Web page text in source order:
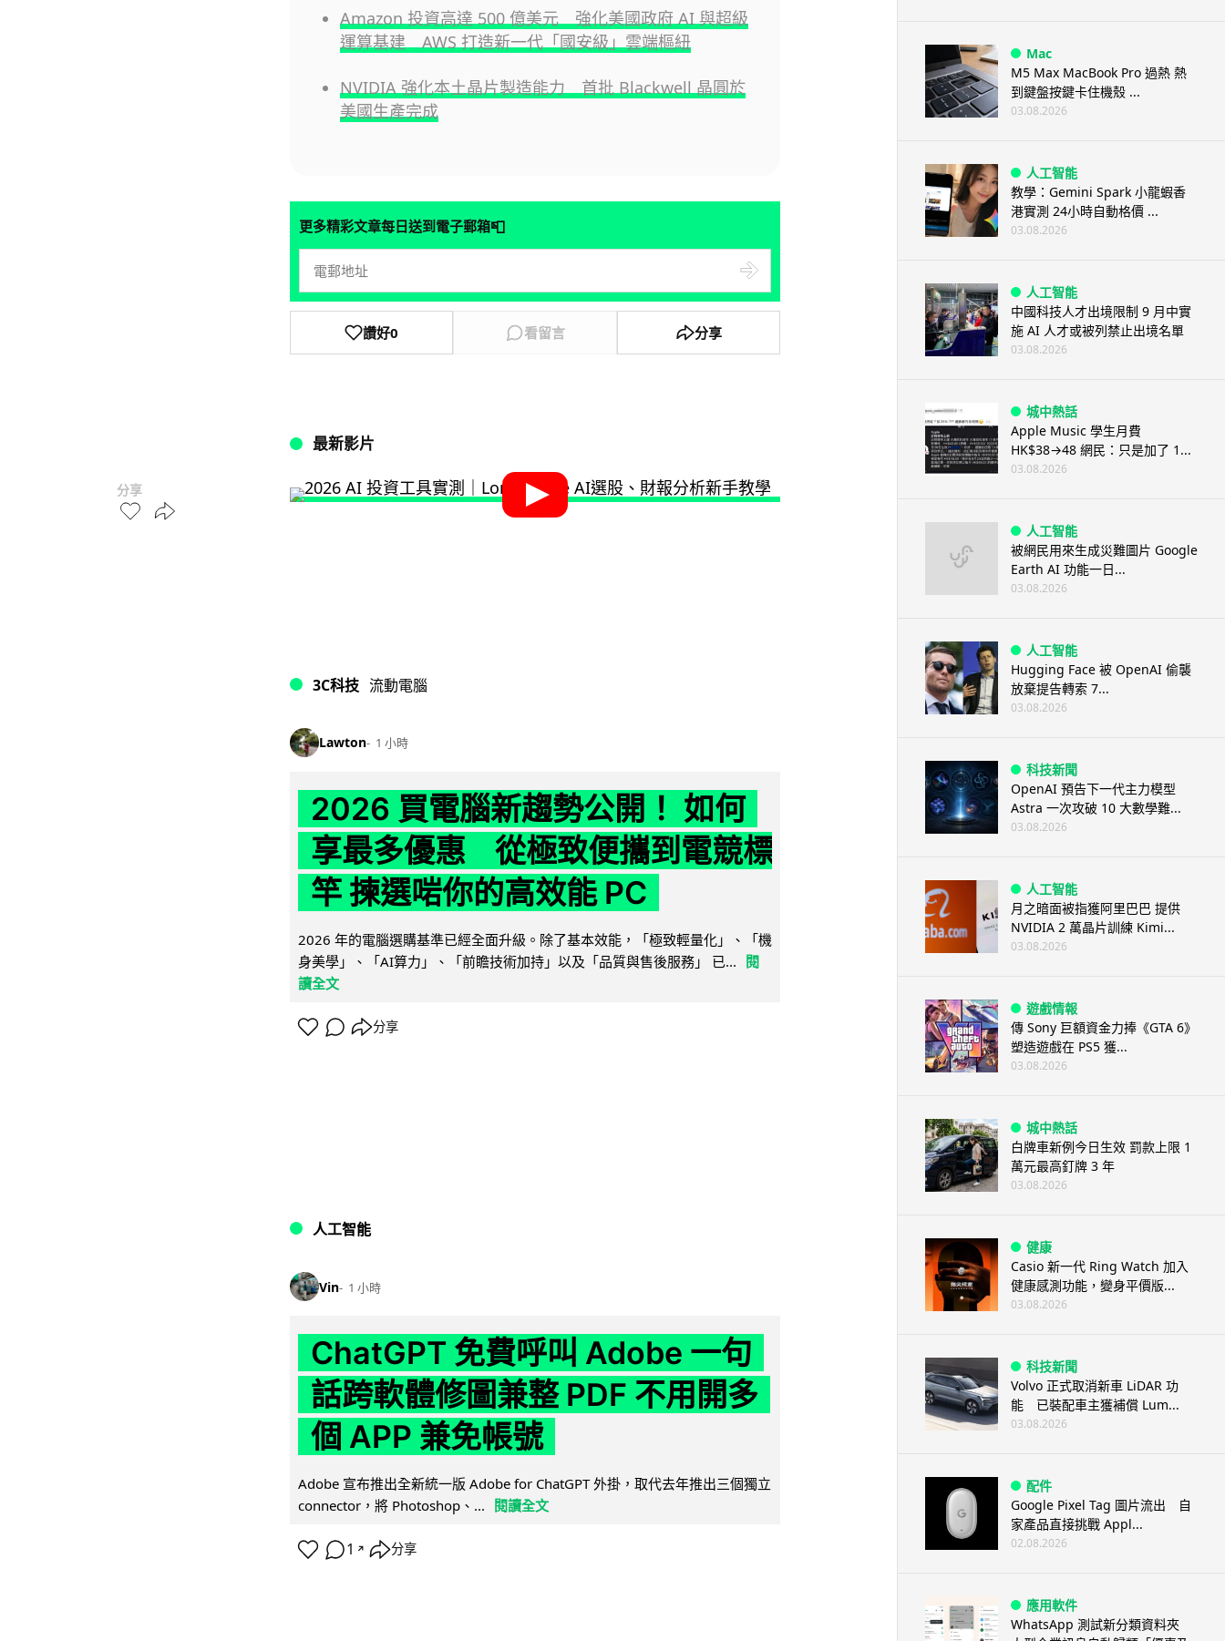
分享
Amazon 投資高達 500 億美元 強化美國政府 AI 與超級
運算基建 AWS 打造新一代「國安級」雲端樞紐
NVIDIA 強化本土晶片製造能力 首批 Blackwell 晶圓於
美國生產完成
更多精彩文章每日送到電子郵箱📮
讚好0 看留言 分享
最新影片
3C科技 流動電腦
Lawton 1 小時
2026 買電腦新趨勢公開！ 如何
享最多優惠 從極致便攜到電競標
竿 揀選啱你的高效能 PC
2026 年的電腦選購基準已經全面升級。除了基本效能，「極致輕量化」、「機
身美學」、「AI算力」、「前瞻技術加持」以及「品質與售後服務」 已... 閱
讀全文
分享
人工智能
Vin 1 小時
ChatGPT 免費呼叫 Adobe 一句
話跨軟體修圖兼整 PDF 不用開多
個 APP 兼免帳號
Adobe 宣布推出全新統一版 Adobe for ChatGPT 外掛，取代去年推出三個獨立
connector，將 Photoshop、...
閱讀全文
1 ↗ 分享
Mac
M5 Max MacBook Pro 過熱 熱
到鍵盤按鍵卡住機殼 ...
03.08.2026
人工智能
教學：Gemini Spark 小龍蝦香
港實測 24小時自動格價 ...
03.08.2026
人工智能
中國科技人才出境限制 9 月中實
施 AI 人才或被列禁止出境名單
03.08.2026
城中熱話
Apple Music 學生月費
HK$38→48 網民：只是加了 1...
03.08.2026
人工智能
被網民用來生成災難圖片 Google
Earth AI 功能一日...
03.08.2026
人工智能
Hugging Face 被 OpenAI 偷襲
放棄提告轉索 7...
03.08.2026
科技新聞
OpenAI 預告下一代主力模型
Astra 一次攻破 10 大數學難...
03.08.2026
人工智能
月之暗面被指獲阿里巴巴 提供
NVIDIA 2 萬晶片訓練 Kimi...
03.08.2026
遊戲情報
傳 Sony 巨額資金力捧《GTA 6》
塑造遊戲在 PS5 獲...
03.08.2026
城中熱話
白牌車新例今日生效 罰款上限 1
萬元最高釘牌 3 年
03.08.2026
健康
Casio 新一代 Ring Watch 加入
健康感測功能，變身平價版...
03.08.2026
科技新聞
Volvo 正式取消新車 LiDAR 功
能 已裝配車主獲補償 Lum...
03.08.2026
配件
Google Pixel Tag 圖片流出 自
家產品直接挑戰 Appl...
02.08.2026
應用軟件
WhatsApp 測試新分類資料夾